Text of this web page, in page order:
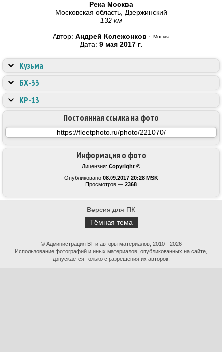
Река Москва
Московская область, Дзержинский
132 км
Автор: Андрей Колежонков · Москва
Дата: 9 мая 2017 г.
Информация о фото
Лицензия: Copyright ©
Опубликовано 08.09.2017 20:28 MSK
Просмотров — 2368
Постоянная ссылка на фото
Кузьма
БХ-33
КР-13
Версия для ПК
Тёмная тема
© Администрация ВТ и авторы материалов, 2010—2026
Использование фотографий и иных материалов, опубликованных на сайте,
допускается только с разрешения их авторов.